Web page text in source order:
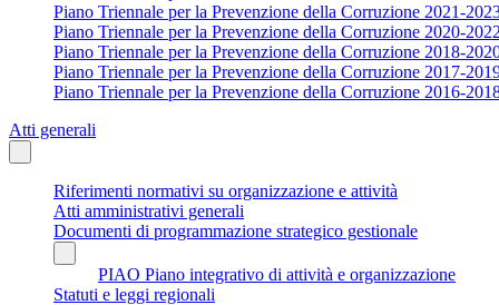
Piano Triennale per la Prevenzione della Corruzione 2021-
Piano Triennale per la Prevenzione della Corruzione 2020-2022
Piano Triennale per la Prevenzione della Corruzione 2018-
Piano Triennale per la Prevenzione della Corruzione 2017-
Piano Triennale per la Prevenzione della Corruzione 2016-
Atti generali
Riferimenti normativi su organizzazione e attività
Atti amministrativi generali
Documenti di programmazione strategico gestionale
PIAO Piano integrativo di attività e organizzazione
Statuti e leggi regionali